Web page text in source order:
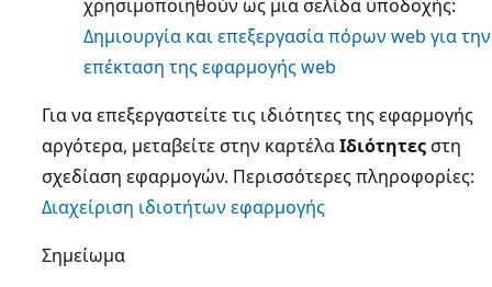
χρησιμοποιηθούν ως μια σελίδα υποδοχής:
Δημιουργία και επεξεργασία πόρων web για την
επέκταση της εφαρμογής web
Για να επεξεργαστείτε τις ιδιότητες της εφαρμογής
αργότερα, μεταβείτε στην καρτέλαΙδιότητεςστη
σχεδίαση εφαρμογών. Περισσότερες πληροφορίες:
Διαχείριση ιδιοτήτων εφαρμογής
Σημείωμα